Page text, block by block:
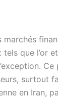
que l’or
Ce
surtout
en Iran,